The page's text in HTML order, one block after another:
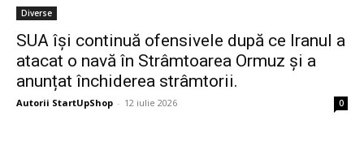
Diverse
SUA își continuă ofensivele după ce Iranul a
atacat o navă în Strâmtoarea Ormuz și a
anunțat închiderea strâmtorii.
Autorii StartUpShop - 12 iulie 2026 0